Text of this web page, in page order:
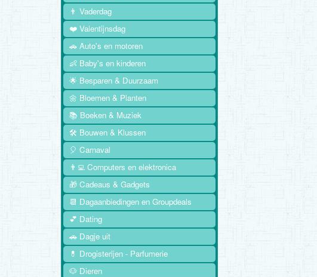
👨 Vaderdag
❤️ Valentijnsdag
🚗 Auto's en motoren
👶 Baby's en kinderen
🌟 Besparen & Duurzaam
🌼 Bloemen & Planten
📚 Boeken & Muziek
🛠️ Bouwen & Klussen
🎈 Carnaval
👨‍💻 Computers en elektronica
🎁 Cadeaus & Gadgets
📆 Dagaanbiedingen en Groupdeals
💕 Dating
🚗 Dagje uit
💊 Drogisterijen - Parfumerie
🐶 Dieren